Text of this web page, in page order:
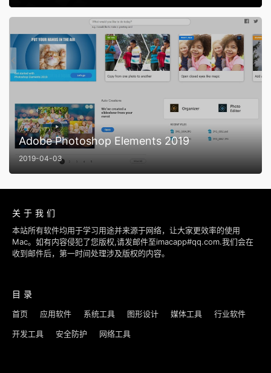
Adobe Photoshop Elements 2019
2019-04-03
关于我们
本站所有软件均用于学习用途并来源于网络，让大家更效率的使用
Mac。如有内容侵犯了您版权,请发邮件至imacapp#qq.com.我们会在
收到邮件后，第一时间处理涉及版权的内容。
目录
首页 应用软件 系统工具 图形设计 媒体工具 行业软件
开发工具 安全防护 网络工具